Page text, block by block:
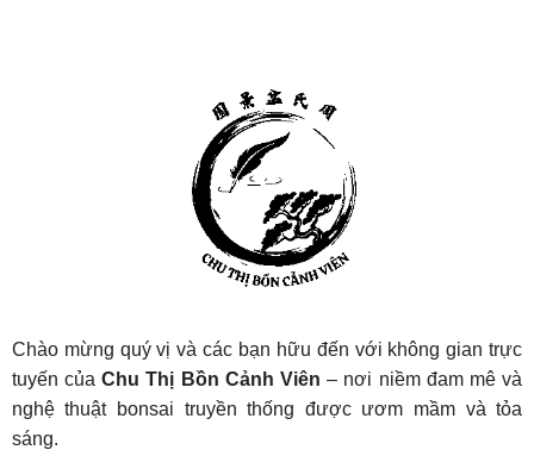
Chào mừng quý vị và các bạn hữu đến với không gian trực
tuyến củaChu Thị Bồn Cảnh Viên – nơi niềm đam mê và
nghệ thuật bonsai truyền thống được ươm mầm và tỏa
sáng.